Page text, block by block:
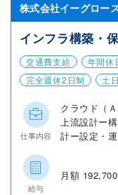
株式会社イーグロー
インフラ構築・
交通費支給
年間休
完全週休2日制
土
仕事内容
クラウド（
上流設計ー
計ー設定・
給与
月額